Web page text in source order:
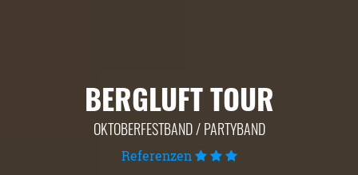
BERGLUFT TOUR
OKTOBERFESTBAND / PARTYBAND
Referenzen